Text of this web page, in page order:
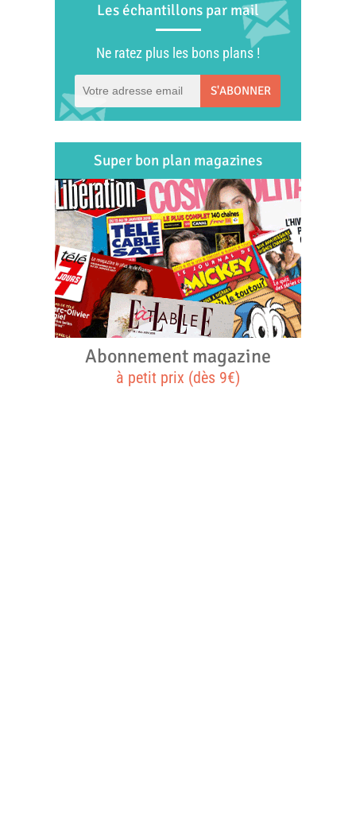
Les échantillons par mail
Ne ratez plus les bons plans !
S'ABONNER
Super bon plan magazines
Abonnement magazine
à petit prix (dès 9€)